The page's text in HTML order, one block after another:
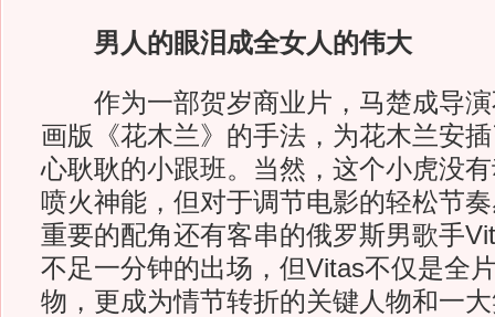
男人的眼泪成全女人的伟大
作为一部贺岁商业片，马楚成导演
画版《花木兰》的手法，为花木兰安
心耿耿的小跟班。当然，这个小虎没
喷火神能，但对于调节电影的轻松节
重要的配角还有客串的俄罗斯男歌手
不足一分钟的出场，但Vitas不仅是全
物，更成为情节转折的关键人物和一